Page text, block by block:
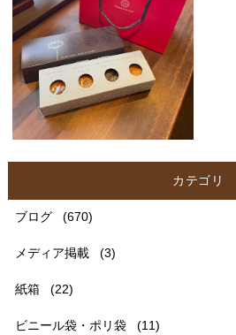
カテゴリ
ブログ (670)
メディア掲載 (3)
紙箱 (22)
ビニール袋・ポリ袋 (11)